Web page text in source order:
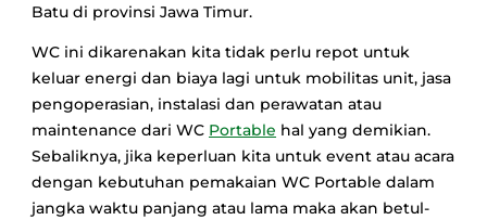
Batu di provinsi Jawa Timur.
WC ini dikarenakan kita tidak perlu repot untuk
keluar energi dan biaya lagi untuk mobilitas unit, jasa
pengoperasian, instalasi dan perawatan atau
maintenance dari WC Portable hal yang demikian.
Sebaliknya, jika keperluan kita untuk event atau acara
dengan kebutuhan pemakaian WC Portable dalam
jangka waktu panjang atau lama maka akan betul-